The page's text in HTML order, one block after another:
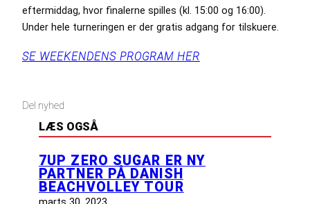
eftermiddag, hvor finalerne spilles (kl. 15:00 og 16:00).
Under hele turneringen er der gratis adgang for tilskuere.
SE WEEKENDENS PROGRAM HER
Del nyhed
LÆS OGSÅ
7UP ZERO SUGAR ER NY
PARTNER PÅ DANISH
BEACHVOLLEY TOUR